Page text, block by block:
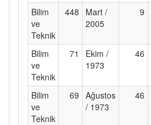
Bilim
ve
Teknik
448
Mart /
2005
9
Bilim
ve
Teknik
71
Ekim /
1973
46
Bilim
ve
Teknik
69 Ağustos
/ 1973
46